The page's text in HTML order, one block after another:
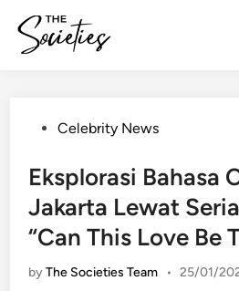
content
PostedCelebrity News
Eksplorasi Bahasa
Jakarta Lewat
“Can This Love Be
byThe Societies Team • 25/01/